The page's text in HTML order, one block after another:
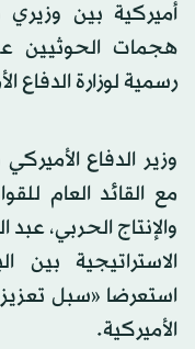
أميركية بين وزيري
هجمات الحوثيين
رسمية لوزارة الدفاع
وزير الدفاع
مع القائد العام
والإنتاج الحربي،
الاستراتيجية بين
استعرضا «سبل تعزيز
الأميركية.